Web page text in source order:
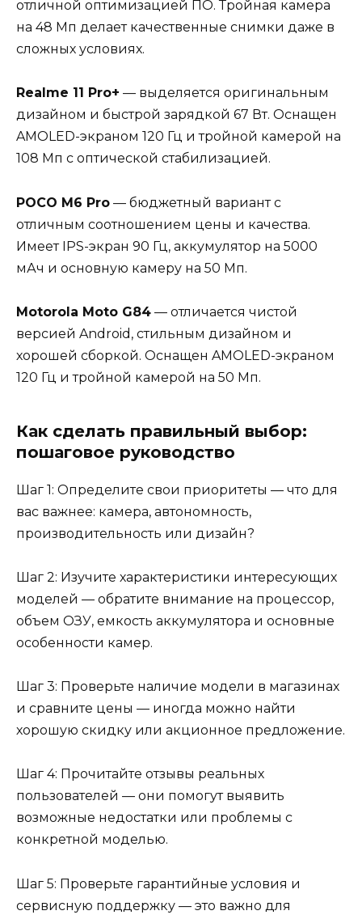
отличной оптимизацией ПО. Тройная камера
на 48 Мп делает качественные снимки даже в
сложных условиях.
Realme 11 Pro+ — выделяется оригинальным
дизайном и быстрой зарядкой 67 Вт. Оснащен
AMOLED-экраном 120 Гц и тройной камерой на
108 Мп с оптической стабилизацией.
POCO M6 Pro — бюджетный вариант с
отличным соотношением цены и качества.
Имеет IPS-экран 90 Гц, аккумулятор на 5000
мАч и основную камеру на 50 Мп.
Motorola Moto G84 — отличается чистой
версией Android, стильным дизайном и
хорошей сборкой. Оснащен AMOLED-экраном
120 Гц и тройной камерой на 50 Мп.
Как сделать правильный выбор:
пошаговое руководство
Шаг 1: Определите свои приоритеты — что для
вас важнее: камера, автономность,
производительность или дизайн?
Шаг 2: Изучите характеристики интересующих
моделей — обратите внимание на процессор,
объем ОЗУ, емкость аккумулятора и основные
особенности камер.
Шаг 3: Проверьте наличие модели в магазинах
и сравните цены — иногда можно найти
хорошую скидку или акционное предложение.
Шаг 4: Прочитайте отзывы реальных
пользователей — они помогут выявить
возможные недостатки или проблемы с
конкретной моделью.
Шаг 5: Проверьте гарантийные условия и
сервисную поддержку — это важно для